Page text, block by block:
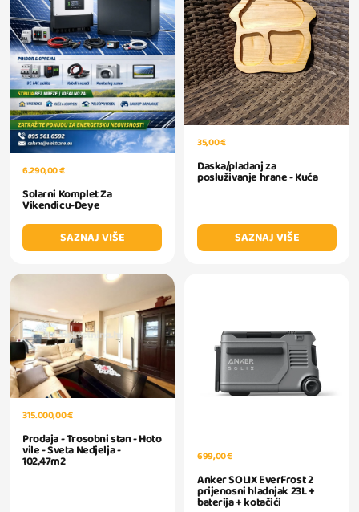
6.290,00 €
Solarni Komplet Za
Vikendicu-Deye
SAZNAJ VIŠE
35,00 €
Daska/pladanj za
posluživanje hrane - Kuća
SAZNAJ VIŠE
315.000,00 €
Prodaja - Trosobni stan - Hoto
vile - Sveta Nedjelja -
102,47m2 699,00 €
Anker SOLIX EverFrost 2
prijenosni hladnjak 23L +
baterija + kotačići